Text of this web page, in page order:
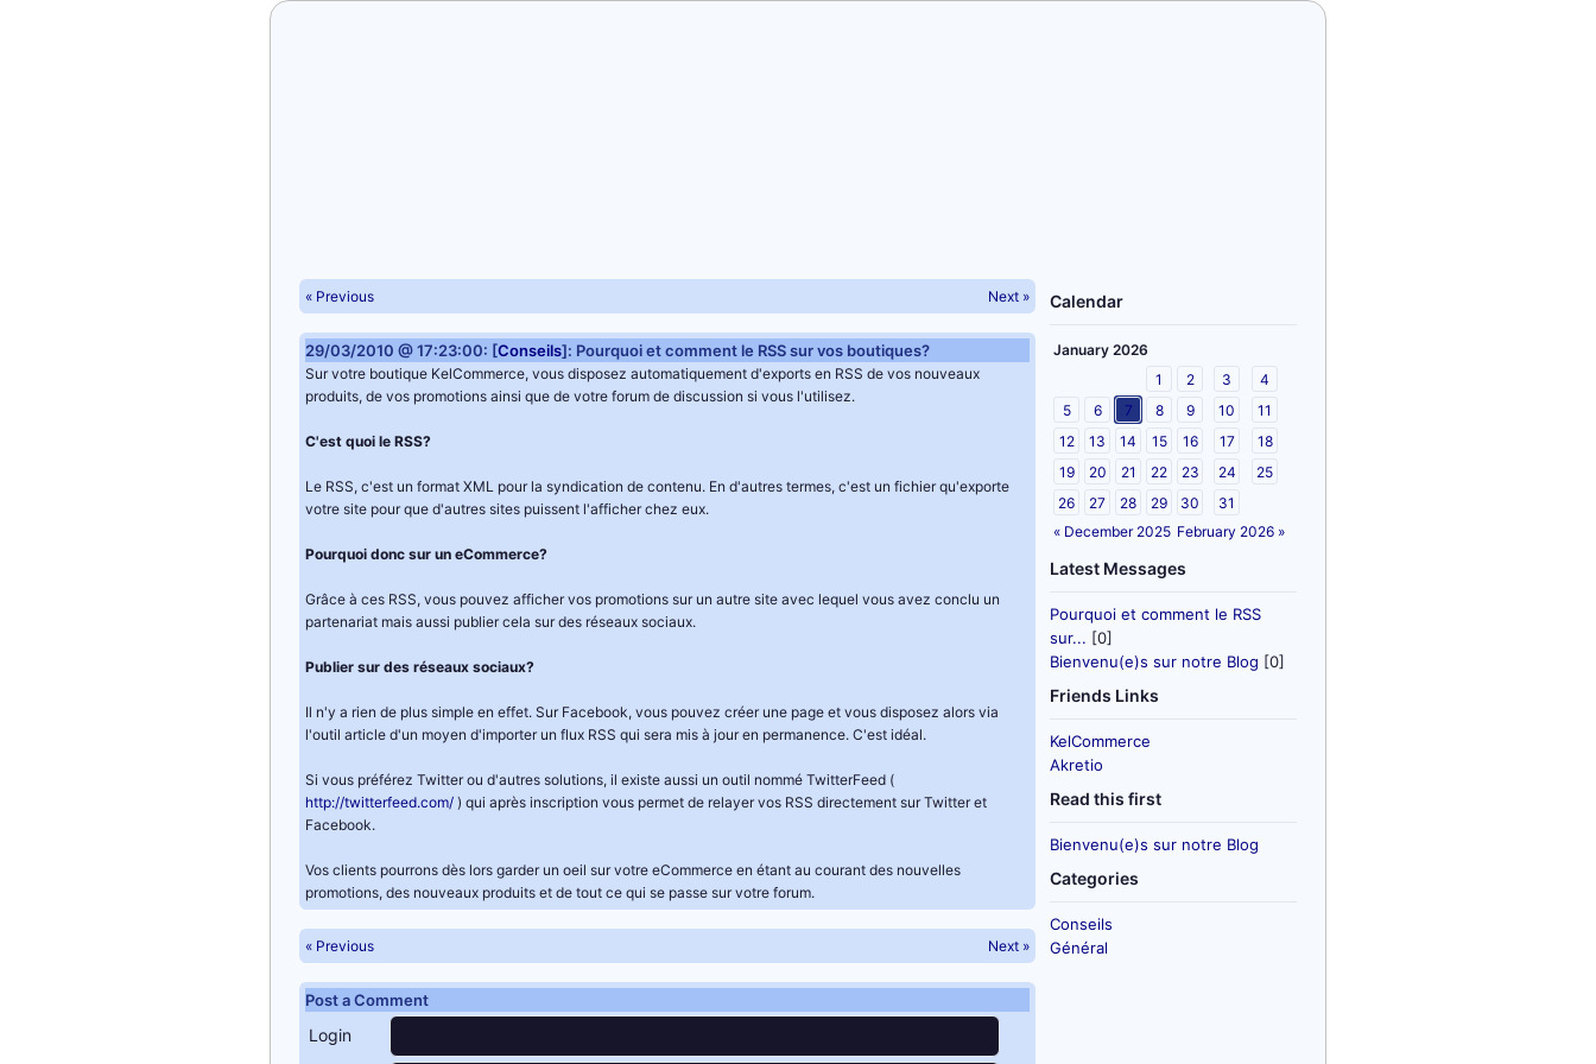
Calendar
January 2026
1
2 3
4
5
6 7 8 9 10
11
12
13 14 15 16 17
18
19
20 21 22 23 24
25
26
27 28 29 30
31
« December 2025 February 2026 »
Latest Messages
Pourquoi et comment le RSS
sur... [0]
Bienvenu(e)s sur notre Blog [0]
Friends Links
KelCommerce
Akretio
Read this first
Bienvenu(e)s sur notre Blog
Categories
Conseils
Général
Next »
« Previous
29/03/2010 @ 17:23:00: [Conseils]: Pourquoi et comment le RSS sur vos boutiques?
Sur votre boutique KelCommerce, vous disposez automatiquement d'exports en RSS de vos nouveaux
produits, de vos promotions ainsi que de votre forum de discussion si vous l'utilisez.
C'est quoi le RSS?
Le RSS, c'est un format XML pour la syndication de contenu. En d'autres termes, c'est un fichier qu'exporte
votre site pour que d'autres sites puissent l'afficher chez eux.
Pourquoi donc sur un eCommerce?
Grâce à ces RSS, vous pouvez afficher vos promotions sur un autre site avec lequel vous avez conclu un
partenariat mais aussi publier cela sur des réseaux sociaux.
Publier sur des réseaux sociaux?
Il n'y a rien de plus simple en effet. Sur Facebook, vous pouvez créer une page et vous disposez alors via
l'outil article d'un moyen d'importer un flux RSS qui sera mis à jour en permanence. C'est idéal.
Si vous préférez Twitter ou d'autres solutions, il existe aussi un outil nommé TwitterFeed (
http://twitterfeed.com/ ) qui après inscription vous permet de relayer vos RSS directement sur Twitter et
Facebook.
Vos clients pourrons dès lors garder un oeil sur votre eCommerce en étant au courant des nouvelles
promotions, des nouveaux produits et de tout ce qui se passe sur votre forum.
Next »
« Previous
Post a Comment
Login